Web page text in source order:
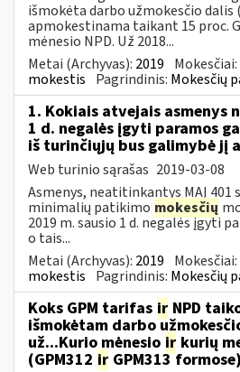
išmokėta darbo užmokesčio
apmokestinama taikant 15 proc.
mėnesio NPD. Už 2018...
Metai (Archyvas): 2019 Mokesčiai:
mokestis Pagrindinis: Mokesčių
1. Kokiais atvejais asmenys
1 d. negalės įgyti paramos
iš turinčiųjų bus galimybė jį
Web turinio sąrašas 2019-03-08
Asmenys, neatitinkantys MAĮ 401
minimalių patikimo mokesčių
2019 m. sausio 1 d. negalės įgyti
o tais...
Metai (Archyvas): 2019 Mokesčiai:
mokestis Pagrindinis: Mokesčių
Koks GPM tarifas ir NPD
išmokėtam darbo
už...Kurio mėnesio ir kurių
(GPM312 ir GPM313